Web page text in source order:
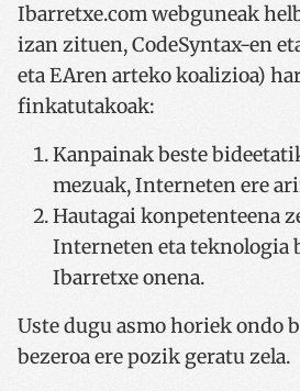
Ibarretxe.com webguneak
izan zituen, CodeSyntax-en
eta EAren arteko koalizioa)
finkatutakoak:
Kanpainak beste
mezuak, Interneten ere
Hautagai konpetenteena
Interneten eta teknologia
Ibarretxe onena.
Uste dugu asmo horiek ondo
bezeroa ere pozik geratu zela.